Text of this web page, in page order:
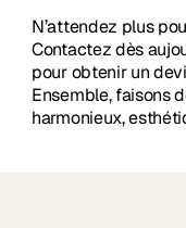
N’attendez plus
Contactez dès
pour obtenir un
Ensemble, faisons
harmonieux,